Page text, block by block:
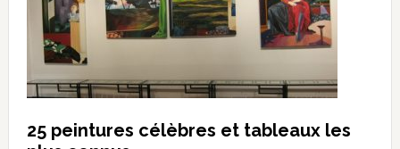
25 peintures célèbres et tableaux les